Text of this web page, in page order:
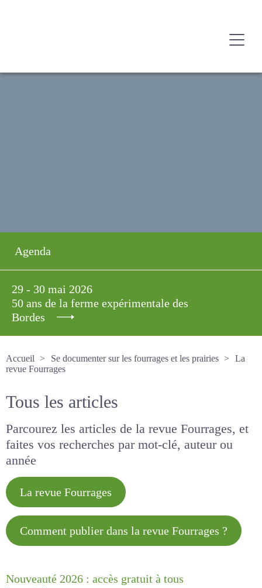
Agenda
29 - 30 mai 2026
50 ans de la ferme expérimentale des
Bordes
Accueil
Se documenter sur les fourrages et les prairies
La revue Fourrages
Tous les articles
Parcourez les articles de la revue Fourrages, et
faites vos recherches par mot-clé, auteur ou
année
La revue Fourrages
Comment publier dans la revue